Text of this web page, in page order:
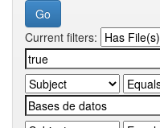
Current filters: